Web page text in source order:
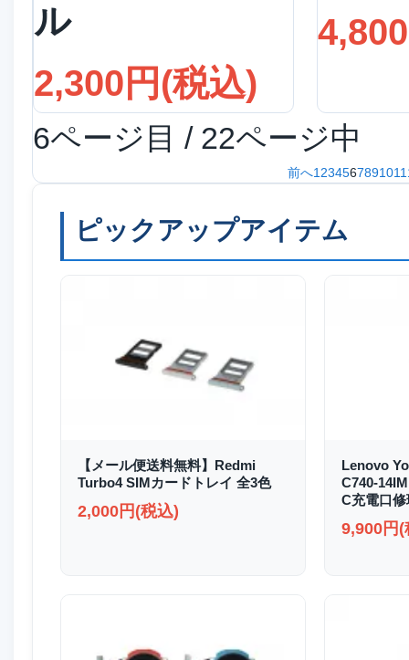
ル
2,300円(税込)
6ページ目 / 22ページ中
前へ1 234567891011
ピックアップアイテム
【メール便送料無料】Redmi
Turbo4 SIMカードトレイ 全3色
2,000円(税込)
Lenovo
C740-
C充電口
9,900円(